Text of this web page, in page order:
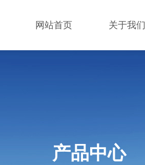
网站首页 关于我们
产品中心